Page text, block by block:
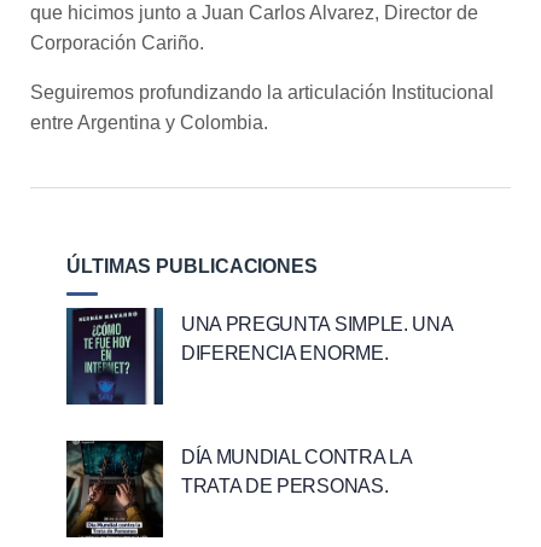
que hicimos junto a Juan Carlos Alvarez, Director de
Corporación Cariño.
Seguiremos profundizando la articulación Institucional
entre Argentina y Colombia.
ÚLTIMAS PUBLICACIONES
UNA PREGUNTA SIMPLE. UNA
DIFERENCIA ENORME.
DÍA MUNDIAL CONTRA LA
TRATA DE PERSONAS.